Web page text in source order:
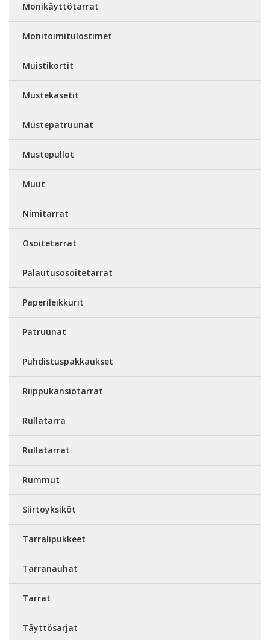
Monikäyttötarrat
Monitoimitulostimet
Muistikortit
Mustekasetit
Mustepatruunat
Mustepullot
Muut
Nimitarrat
Osoitetarrat
Palautusosoitetarrat
Paperileikkurit
Patruunat
Puhdistuspakkaukset
Riippukansiotarrat
Rullatarra
Rullatarrat
Rummut
Siirtoyksiköt
Tarralipukkeet
Tarranauhat
Tarrat
Täyttösarjat